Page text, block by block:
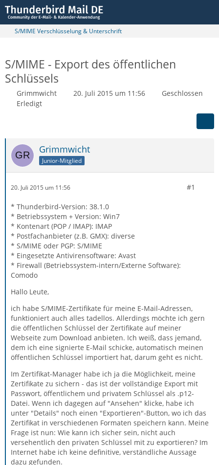
S/MIME Verschlüsselung & Unterschrift
S/MIME - Export des öffentlichen
Schlüssels
Grimmwicht 20. Juli 2015 um 11:56
Geschlossen
Erledigt
Grimmwicht
Junior-Mitglied
20. Juli 2015 um 11:56 #1
* Thunderbird-Version: 38.1.0
* Betriebssystem + Version: Win7
* Kontenart (POP / IMAP): IMAP
* Postfachanbieter (z.B. GMX): diverse
* S/MIME oder PGP: S/MIME
* Eingesetzte Antivirensoftware: Avast
* Firewall (Betriebssystem-intern/Externe Software):
Comodo
Hallo Leute,
ich habe S/MIME-Zertifikate für meine E-Mail-Adressen,
funktioniert auch alles tadellos. Allerdings möchte ich gern
die öffentlichen Schlüssel der Zertifikate auf meiner
Webseite zum Download anbieten. Ich weiß, dass jemand,
dem ich eine signierte E-Mail schicke, automatisch meinen
öffentlichen Schlüssel importiert hat, darum geht es nicht.
Im Zertifikat-Manager habe ich ja die Möglichkeit, meine
Zertifikate zu sichern - das ist der vollständige Export mit
Passwort, öffentlichem und privatem Schlüssel als .p12-
Datei. Wenn ich dagegen auf "Ansehen" klicke, habe ich
unter "Details" noch einen "Exportieren"-Button, wo ich das
Zertifikat in verschiedenen Formaten speichern kann. Meine
Frage ist nun: Wie kann ich sicher sein, nicht auch
versehentlich den privaten Schlüssel mit zu exportieren? Im
Internet habe ich keine definitive, verständliche Aussage
dazu gefunden.